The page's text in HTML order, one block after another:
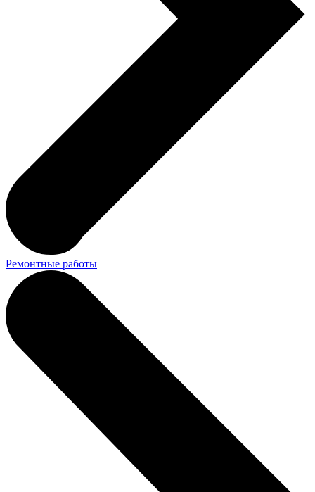
Ремонтные работы